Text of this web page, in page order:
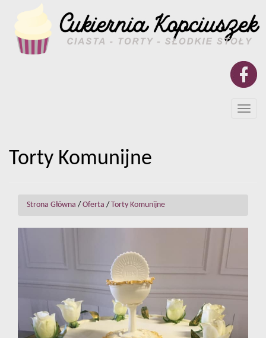
Toggle
Torty Komunijne
Strona Główna / Oferta / Torty Komunijne